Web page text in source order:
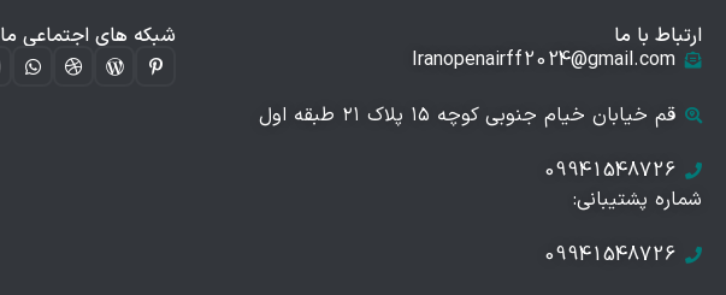
ارتباط با ما
Iranopenairff2024@gmail.com
قم خیابان خیام جنوبی کوچه ۱۵ پلاک ۲۱ طبقه اول
09941548726
شماره پشتیبانی:
09941548726
شبکه های اجتماعی ما